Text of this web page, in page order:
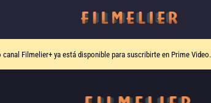
canal Filmelier+ya está disponible para suscribirte en Prime Video.